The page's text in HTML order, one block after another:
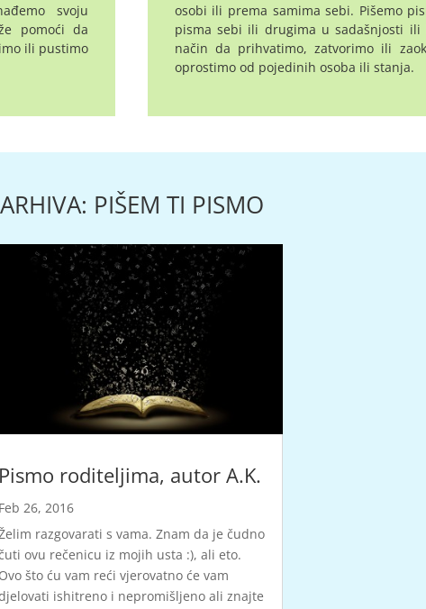
svoju
pomoći da
ili pustimo
osobi ili prema samima sebi. Pišemo
pisma sebi ili drugima u sadašnjosti ili
način da prihvatimo, zatvorimo ili
oprostimo od pojedinih osoba ili stanja.
ARHIVA: PIŠEM TI PISMO
Pismo roditeljima, autor A.K.
Feb 26, 2016
razgovarati s vama. Znam da je čudno
ovu rečenicu iz mojih usta :), ali eto.
Ovo što ću vam reći vjerovatno će vam
ishitreno i nepromišljeno ali znajte